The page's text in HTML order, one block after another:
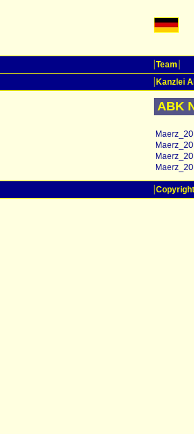
Team
Kanzlei
ABK